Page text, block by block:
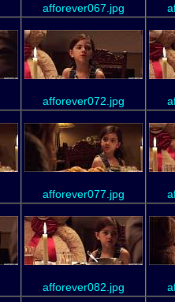
afforever067.jpg
afforever072.jpg
afforever077.jpg
afforever082.jpg